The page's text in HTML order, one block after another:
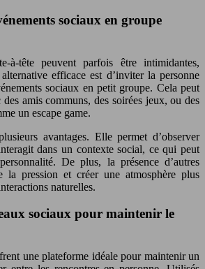
sociaux en groupe
à-tête peuvent parfois être intimidantes,
efficace est d’inviter la personne
sociaux en petit groupe. Cela peut
amis communs, des soirées jeux, ou des
un escape game.
avantages. Elle permet d’observer
dans un contexte social, ce qui peut
De plus, la présence d’autres
la pression et créer une atmosphère plus
naturelles.
sociaux pour maintenir le
une plateforme idéale pour maintenir un